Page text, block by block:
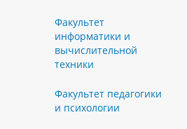
Факультет
информатики и
вычислительной
техники
Факультет педагогики
и психологии